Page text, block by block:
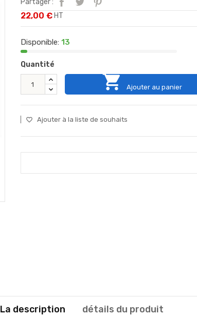
Partager :
22,00 €HT
Disponible: 13
Quantité
 Ajouter au panier
favorite_border Ajouter à la liste de souhaits
La description détails du produit